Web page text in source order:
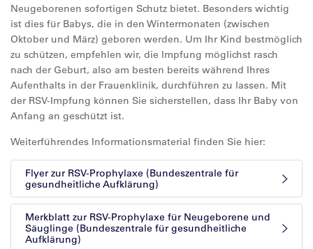
Neugeborenen sofortigen Schutz bietet. Besonders wichtig
ist dies für Babys, die in den Wintermonaten (zwischen
Oktober und März) geboren werden. Um Ihr Kind bestmöglich
zu schützen, empfehlen wir, die Impfung möglichst rasch
nach der Geburt, also am besten bereits während Ihres
Aufenthalts in der Frauenklinik, durchführen zu lassen. Mit
der RSV-Impfung können Sie sicherstellen, dass Ihr Baby von
Anfang an geschützt ist.
Weiterführendes Informationsmaterial finden Sie hier:
Flyer zur RSV-Prophylaxe (Bundeszentrale für
gesundheitliche Aufklärung)
Merkblatt zur RSV-Prophylaxe für Neugeborene und
Säuglinge (Bundeszentrale für gesundheitliche
Aufklärung)